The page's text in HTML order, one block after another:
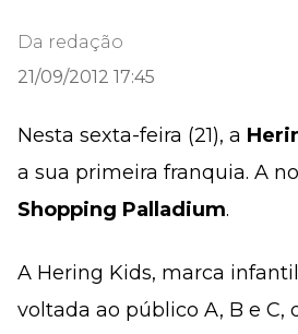
Da redação
21/09/2012 17:45
Nesta sexta-feira (21), a
a sua primeira franquia. A
Shopping Palladium.
A Hering Kids, marca
voltada ao público A, B e C,